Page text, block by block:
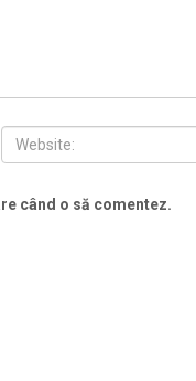
când o să comentez.